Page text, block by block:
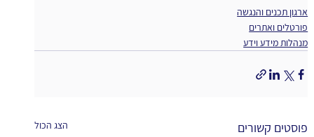
ארגון תכנים והנגשה
פורטלים ואתרים
מנהלות מידע וידע
פוסטים קשורים הצג הכול